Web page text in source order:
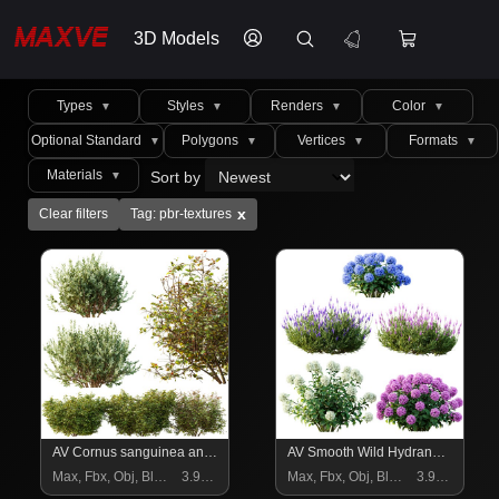
3D Models
Types ▼ Styles ▼ Renders ▼ Color ▼
Optional Standard ▼ Polygons ▼ Vertices ▼ Formats ▼
Materials ▼ Sort by
Clear filters Tag: pbr-textures x
AV Cornus sanguinea and Montra Olive Bush
Max, Fbx, Obj, Blend
3.99 $
AV Smooth Wild Hydrangea and Lavandula Pedunculata
Max, Fbx, Obj, Blend
3.99 $